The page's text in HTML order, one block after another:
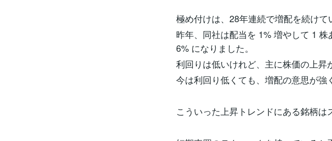
極め付けは、28年連続で増配を続けて
昨年、同社は配当を 1% 増やして 1
6% になりました。
利回りは低いけれど、主に株価の上昇
今は利回り低くても、増配の意思が強
こういった上昇トレンドにある銘柄は